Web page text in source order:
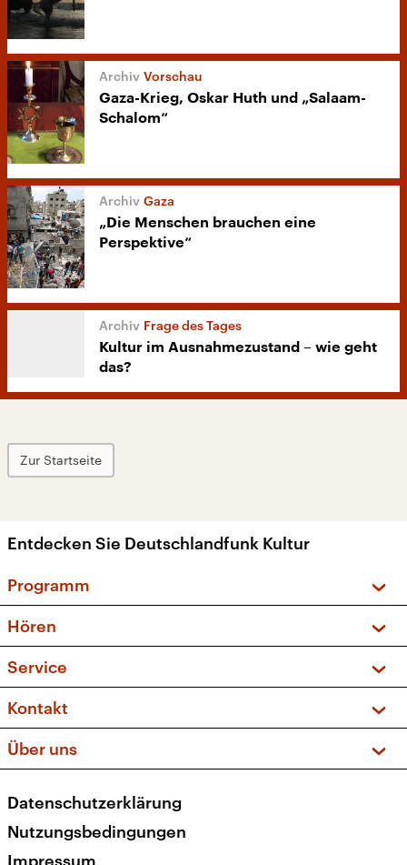
Vorschau
Gaza-Krieg, Oskar Huth und „Salaam-
Schalom“
Gaza
„Die Menschen brauchen eine
Perspektive“
Frage des Tages
Kultur im Ausnahmezustand – wie geht
das?
Zur Startseite
Entdecken Sie Deutschlandfunk Kultur
Programm
Sendungen und Podcasts
Musikliste
Kakadu – Das Kinderprogramm
Hören
Frequenzen (UKW + DAB+)
Service
FAQ
Apps
Newsletter
Kontakt
Social Media
Über uns
Presse
Karriere
Datenschutzerklärung
Nutzungsbedingungen
Impressum